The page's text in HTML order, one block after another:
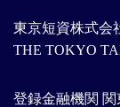
東京短資株式会
THE TOKYO
登録金融機関